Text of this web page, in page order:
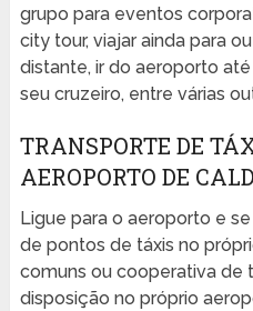
grupo para eventos
city tour, viajar ainda para
distante, ir do aeroporto
seu cruzeiro, entre várias
TRANSPORTE DE
AEROPORTO DE
Ligue para o aeroporto e
de pontos de táxis no
comuns ou cooperativa de
disposição no próprio